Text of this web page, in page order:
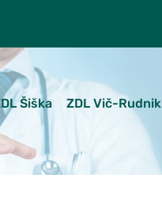
Šiška ZDL Vič-Rudnik